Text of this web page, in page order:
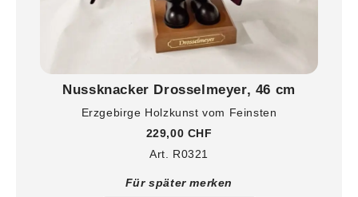
Nussknacker Drosselmeyer, 46 cm
Erzgebirge Holzkunst vom Feinsten
229,00 CHF
Art. R0321
Für später merken